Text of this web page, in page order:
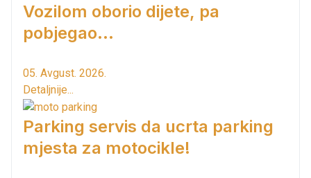
Vozilom oborio dijete, pa
pobjegao...
05. Avgust. 2026.
Detaljnije...
Parking servis da ucrta parking
mjesta za motocikle!